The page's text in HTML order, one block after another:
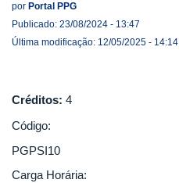
por Portal PPG
Publicado: 23/08/2024 - 13:47
Última modificação: 12/05/2025 - 14:14
Créditos: 4
Código:
PGPSI10
Carga Horária: